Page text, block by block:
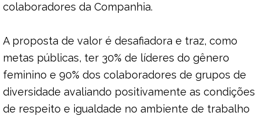
colaboradores da Companhia.
A proposta de valor é desafiadora e traz, como
metas públicas, ter 30% de líderes do gênero
feminino e 90% dos colaboradores de grupos de
diversidade avaliando positivamente as condições
de respeito e igualdade no ambiente de trabalho